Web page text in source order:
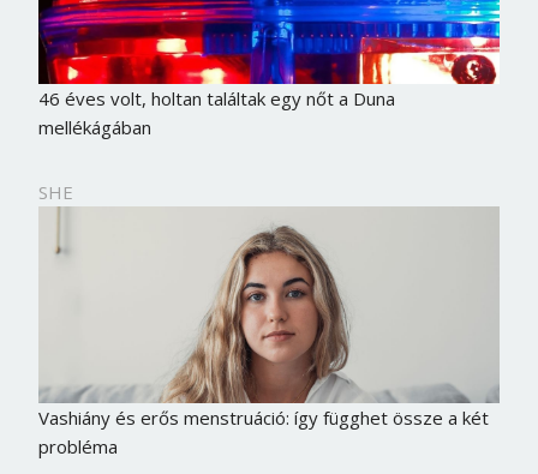
46 éves volt, holtan találtak egy nőt a Duna
mellékágában
SHE
Vashiány és erős menstruáció: így függhet össze a két
probléma